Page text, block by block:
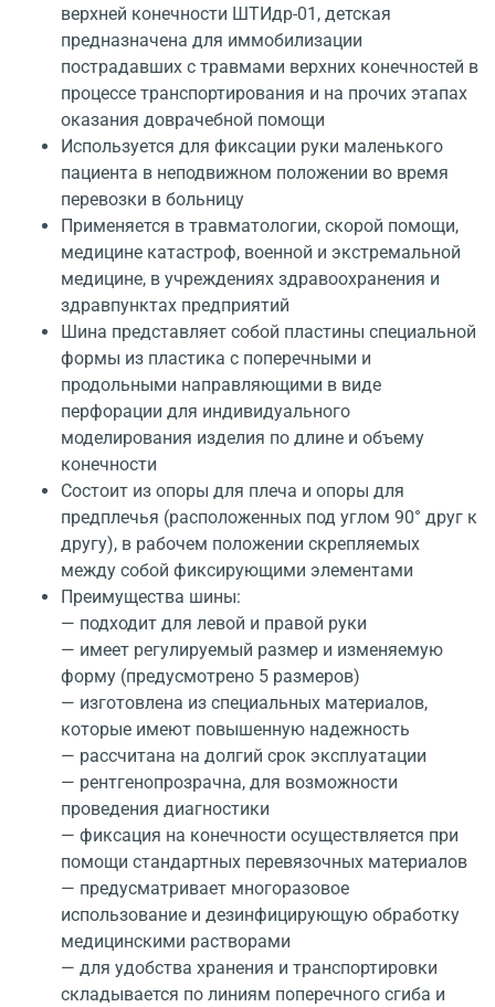
верхней конечности ШТИдр-01, детская
предназначена для иммобилизации
пострадавших с травмами верхних конечностей в
процессе транспортирования и на прочих этапах
оказания доврачебной помощи
Используется для фиксации руки маленького
пациента в неподвижном положении во время
перевозки в больницу
Применяется в травматологии, скорой помощи,
медицине катастроф, военной и экстремальной
медицине, в учреждениях здравоохранения и
здравпунктах предприятий
Шина представляет собой пластины специальной
формы из пластика с поперечными и
продольными направляющими в виде
перфорации для индивидуального
моделирования изделия по длине и объему
конечности
Состоит из опоры для плеча и опоры для
предплечья (расположенных под углом 90° друг к
другу), в рабочем положении скрепляемых
между собой фиксирующими элементами
Преимущества шины:
— подходит для левой и правой руки
— имеет регулируемый размер и изменяемую
форму (предусмотрено 5 размеров)
— изготовлена из специальных материалов,
которые имеют повышенную надежность
— рассчитана на долгий срок эксплуатации
— рентгенопрозрачна, для возможности
проведения диагностики
— фиксация на конечности осуществляется при
помощи стандартных перевязочных материалов
— предусматривает многоразовое
использование и дезинфицирующую обработку
медицинскими растворами
— для удобства хранения и транспортировки
складывается по линиям поперечного сгиба и